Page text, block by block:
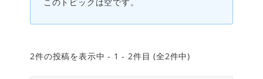
2件の投稿を表示中 - 1 - 2件目 (全2件中)